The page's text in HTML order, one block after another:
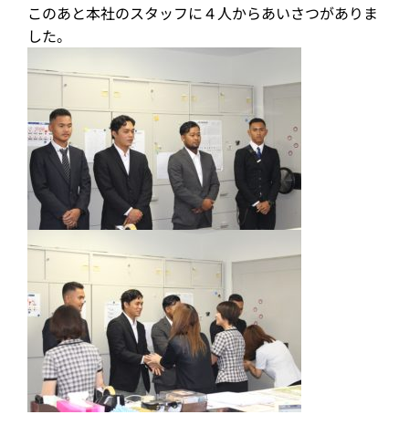
このあと本社のスタッフに４人からあいさつがありま
した。